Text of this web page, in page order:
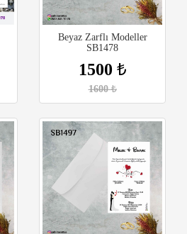
Beyaz Zarflı Modeller
SB1478
1500 ₺
1600₺